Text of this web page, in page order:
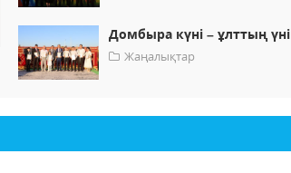
Домбыра күні – ұлттың үні
Жаңалықтар